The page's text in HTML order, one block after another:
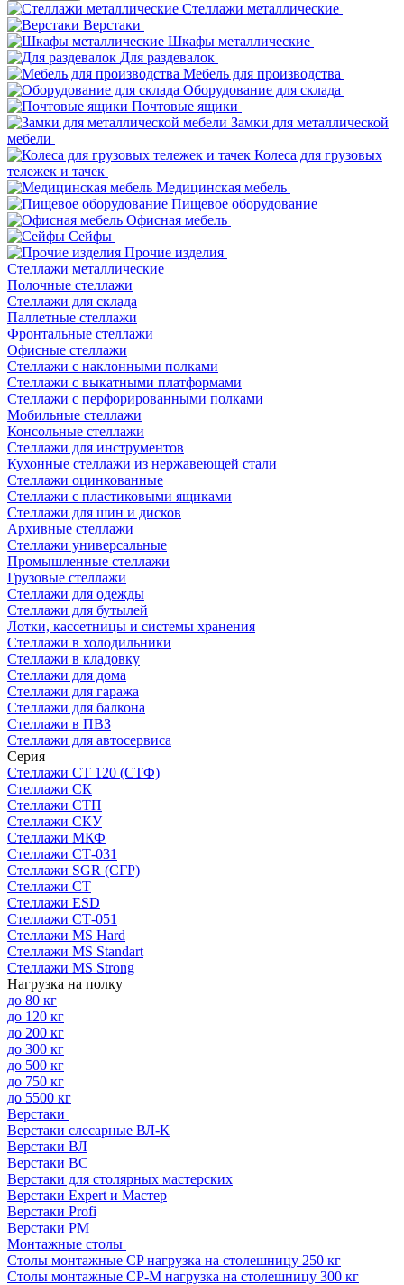
Стеллажи металлические
Верстаки
Шкафы металлические
Для раздевалок
Мебель для производства
Оборудование для склада
Почтовые ящики
Замки для металлической
мебели
Колеса для грузовых
тележек и тачек
Медицинская мебель
Пищевое оборудование
Офисная мебель
Сейфы
Прочие изделия
Стеллажи металлические
Полочные стеллажи
Стеллажи для склада
Паллетные стеллажи
Фронтальные стеллажи
Офисные стеллажи
Стеллажи с наклонными полками
Стеллажи с выкатными платформами
Стеллажи с перфорированными полками
Мобильные стеллажи
Консольные стеллажи
Стеллажи для инструментов
Кухонные стеллажи из нержавеющей стали
Стеллажи оцинкованные
Стеллажи с пластиковыми ящиками
Стеллажи для шин и дисков
Архивные стеллажи
Стеллажи универсальные
Промышленные стеллажи
Грузовые стеллажи
Стеллажи для одежды
Стеллажи для бутылей
Лотки, кассетницы и системы хранения
Стеллажи в холодильники
Стеллажи в кладовку
Стеллажи для дома
Стеллажи для гаража
Стеллажи для балкона
Стеллажи в ПВЗ
Стеллажи для автосервиса
Серия
Стеллажи СТ 120 (СТФ)
Стеллажи СК
Стеллажи СТП
Стеллажи СКУ
Стеллажи МКФ
Стеллажи СТ-031
Стеллажи SGR (СГР)
Стеллажи СТ
Стеллажи ESD
Стеллажи СТ-051
Стеллажи MS Hard
Стеллажи MS Standart
Стеллажи MS Strong
Нагрузка на полку
до 80 кг
до 120 кг
до 200 кг
до 300 кг
до 500 кг
до 750 кг
до 5500 кг
Верстаки
Верстаки слесарные ВЛ-К
Верстаки ВЛ
Верстаки ВС
Верстаки для столярных мастерских
Верстаки Expert и Мастер
Верстаки Profi
Верстаки РМ
Монтажные столы
Столы монтажные СP нагрузка на столешницу 250 кг
Столы монтажные СР-М нагрузка на столешницу 300 кг